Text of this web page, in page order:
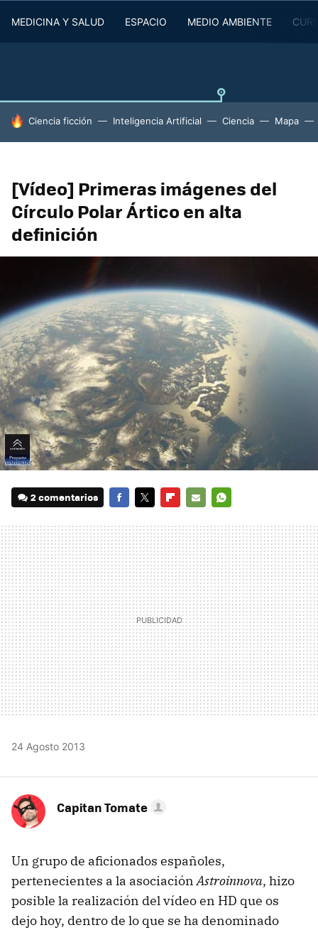
MEDICINA Y SALUD ESPACIO MEDIO AMBIENTE
HOY SE HABLA DE
Ciencia ficción Inteligencia Artificial Ciencia Mapa
[Vídeo] Primeras imágenes del
Círculo Polar Ártico en alta
definición
2 comentarios
MAIL
24 Agosto 2013
Capitan Tomate
Un grupo de aficionados españoles,
pertenecientes a la asociaciónAstroinnova, hizo
posible la realización del vídeo en HD que os
dejo hoy, dentro de lo que se ha denominado